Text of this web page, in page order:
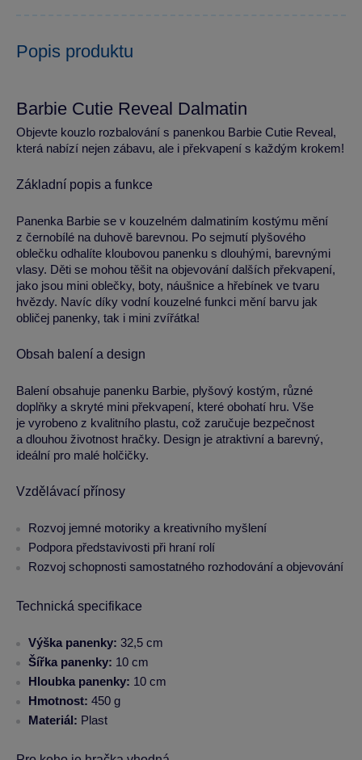
Popis produktu
Barbie Cutie Reveal Dalmatin
Objevte kouzlo rozbalování s panenkou Barbie Cutie Reveal,
která nabízí nejen zábavu, ale i překvapení s každým krokem!
Základní popis a funkce
Panenka Barbie se v kouzelném dalmatiním kostýmu mění
z černobílé na duhově barevnou. Po sejmutí plyšového
oblečku odhalíte kloubovou panenku s dlouhými, barevnými
vlasy. Děti se mohou těšit na objevování dalších překvapení,
jako jsou mini oblečky, boty, náušnice a hřebínek ve tvaru
hvězdy. Navíc díky vodní kouzelné funkci mění barvu jak
obličej panenky, tak i mini zvířátka!
Obsah balení a design
Balení obsahuje panenku Barbie, plyšový kostým, různé
doplňky a skryté mini překvapení, které obohatí hru. Vše
je vyrobeno z kvalitního plastu, což zaručuje bezpečnost
a dlouhou životnost hračky. Design je atraktivní a barevný,
ideální pro malé holčičky.
Vzdělávací přínosy
Rozvoj jemné motoriky a kreativního myšlení
Podpora představivosti při hraní rolí
Rozvoj schopnosti samostatného rozhodování a objevování
Technická specifikace
Výška panenky: 32,5 cm
Šířka panenky: 10 cm
Hloubka panenky: 10 cm
Hmotnost: 450 g
Materiál: Plast